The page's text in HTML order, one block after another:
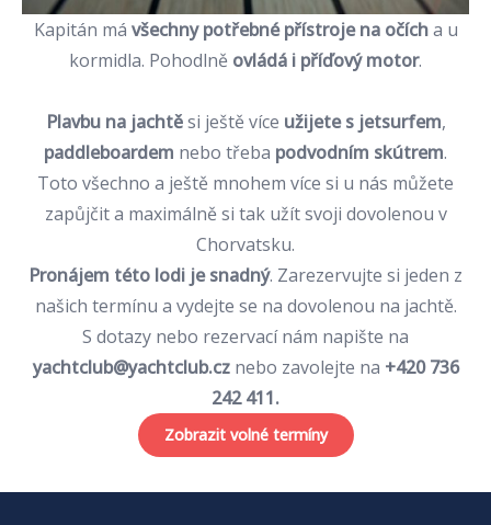
Kapitán má všechny potřebné přístroje na očícha u
kormidla. Pohodlně ovládá i příďový motor.
Plavbu na jachtěsi ještě více užijete sjetsurfem,
paddleboardem nebo třeba podvodním skútrem.
Toto všechno a ještě mnohem více si u nás můžete
zapůjčita maximálně si tak užít svoji dovolenou v
Chorvatsku.
Pronájem této lodi je snadný. Zarezervujte si jeden z
našich termínu a vydejte se na dovolenou na jachtě.
S dotazy nebo rezervací nám napište na
yachtclub@yachtclub.cznebo zavolejte na +420 736
242 411.
Zobrazit volné termíny